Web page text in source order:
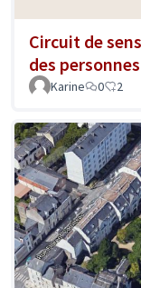
Circuit de
des
Karine 0 2